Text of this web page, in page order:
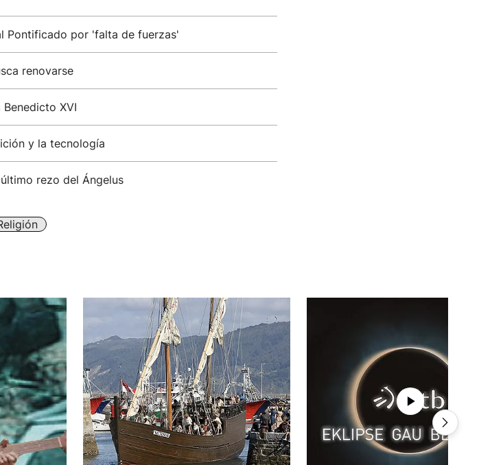
Pontificado por 'falta de fuerzas'
renovarse
XVI
y la tecnología
rezo del Ángelus